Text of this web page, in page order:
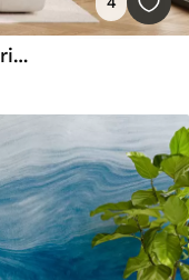
Fototapeten Beigefarbener ombrierter Hintergrund